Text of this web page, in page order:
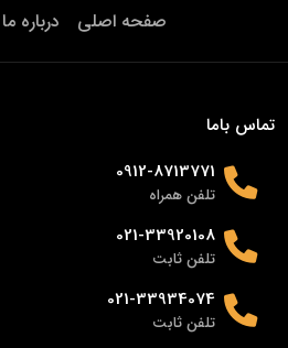
صفحه اصلی درباره ما
تماس باما
0912-8713771
تلفن همراه
021-33920108
تلفن ثابت
021-33934074
تلفن ثابت